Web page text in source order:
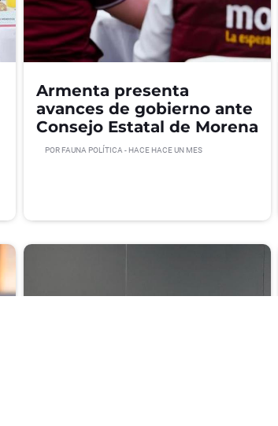
Armenta presenta
avances de gobierno ante
Consejo Estatal de Morena
POR FAUNA POLÍTICA - HACE HACE UN MES